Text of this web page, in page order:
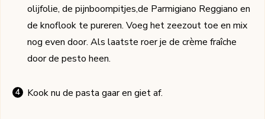
olijfolie, de pijnboompitjes,de Parmigiano Reggiano en
de knoflook te pureren. Voeg het zeezout toe en mix
nog even door. Als laatste roer je de crème fraîche
door de pesto heen.
Kook nu de pasta gaar en giet af.